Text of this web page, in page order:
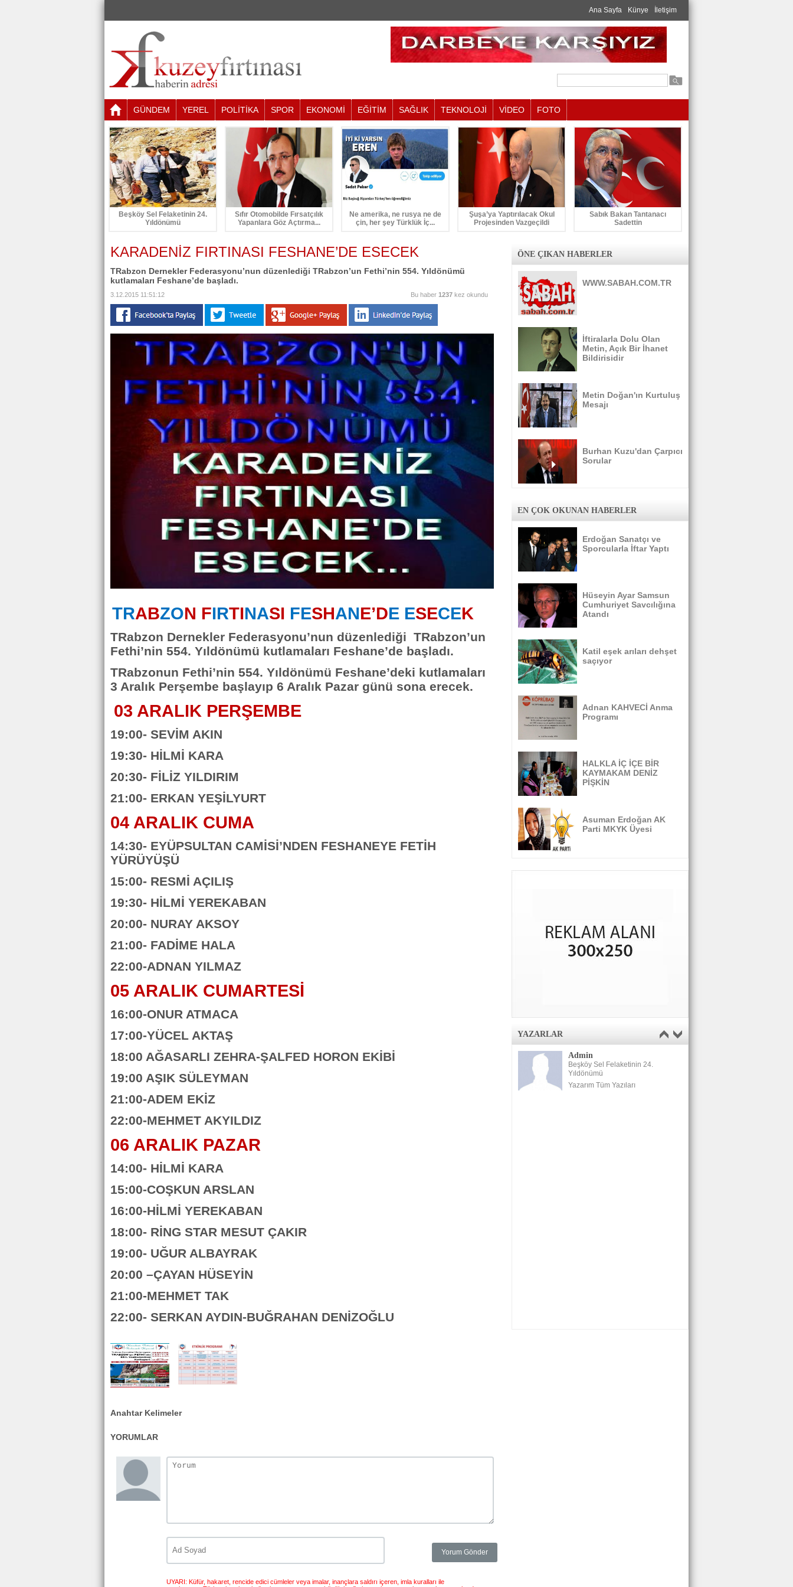
Ana Sayfa Künye İletişim
GÜNDEM YEREL POLİTİKA SPOR EKONOMİ EĞİTİM SAĞLIK TEKNOLOJİ VİDEO FOTO
Beşköy Sel Felaketinin 24.
Yıldönümü
Sıfır Otomobilde Fırsatçılık
Yapanlara Göz Açtırma...
Ne amerika, ne rusya ne de
çin, her şey Türklük İç...
Şuşa’ya Yaptırılacak Okul
Projesinden Vazgeçildi
Sabık Bakan Tantanacı
Sadettin
KARADENİZ FIRTINASI FESHANE’DE ESECEK
TRabzon Dernekler Federasyonu’nun düzenlediği TRabzon’un Fethi’nin 554. Yıldönümü
kutlamaları Feshane’de başladı.
3.12.2015 11:51:12 Bu haber 1237 kez okundu
TRABZON FIRTINASI FESHANE’DE ESECEK
TRabzon Dernekler Federasyonu’nun düzenlediği TRabzon’un
Fethi’nin 554. Yıldönümü kutlamaları Feshane’de başladı.
TRabzonun Fethi’nin 554. Yıldönümü Feshane’deki kutlamaları
3 Aralık Perşembe başlayıp 6 Aralık Pazar günü sona erecek.
03 ARALIK PERŞEMBE
19:00- SEVİM AKIN
19:30- HİLMİ KARA
20:30- FİLİZ YILDIRIM
21:00- ERKAN YEŞİLYURT
04 ARALIK CUMA
14:30- EYÜPSULTAN CAMİSİ’NDEN FESHANEYE FETİH
YÜRÜYÜŞÜ
15:00- RESMİ AÇILIŞ
19:30- HİLMİ YEREKABAN
20:00- NURAY AKSOY
21:00- FADİME HALA
22:00-ADNAN YILMAZ
05 ARALIK CUMARTESİ
16:00-ONUR ATMACA
17:00-YÜCEL AKTAŞ
18:00 AĞASARLI ZEHRA-ŞALFED HORON EKİBİ
19:00 AŞIK SÜLEYMAN
21:00-ADEM EKİZ
22:00-MEHMET AKYILDIZ
06 ARALIK PAZAR
14:00- HİLMİ KARA
15:00-COŞKUN ARSLAN
16:00-HİLMİ YEREKABAN
18:00- RİNG STAR MESUT ÇAKIR
19:00- UĞUR ALBAYRAK
20:00 –ÇAYAN HÜSEYİN
21:00-MEHMET TAK
22:00- SERKAN AYDIN-BUĞRAHAN DENİZOĞLU
Anahtar Kelimeler
YORUMLAR
UYARI: Küfür, hakaret, rencide edici cümleler veya imalar, inançlara saldırı içeren, imla kuralları ile
ÖNE ÇIKAN HABERLER
WWW.SABAH.COM.TR
İftiralarla Dolu Olan
Metin, Açık Bir İhanet
Bildirisidir
Metin Doğan'ın Kurtuluş
Mesajı
Burhan Kuzu'dan Çarpıcı
Sorular
EN ÇOK OKUNAN HABERLER
Erdoğan Sanatçı ve
Sporcularla İftar Yaptı
Hüseyin Ayar Samsun
Cumhuriyet Savcılığına
Atandı
Katil eşek arıları dehşet
saçıyor
Adnan KAHVECİ Anma
Programı
HALKLA İÇ İÇE BİR
KAYMAKAM DENİZ
PİŞKİN
Asuman Erdoğan AK
Parti MKYK Üyesi
YAZARLAR
Admin
Beşköy Sel Felaketinin 24.
Yıldönümü
Yazarım Tüm Yazıları